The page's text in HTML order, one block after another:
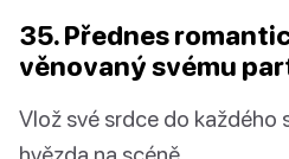
35. Přednes
věnovaný svému
Vlož své srdce do každého
hvězda na scéně.